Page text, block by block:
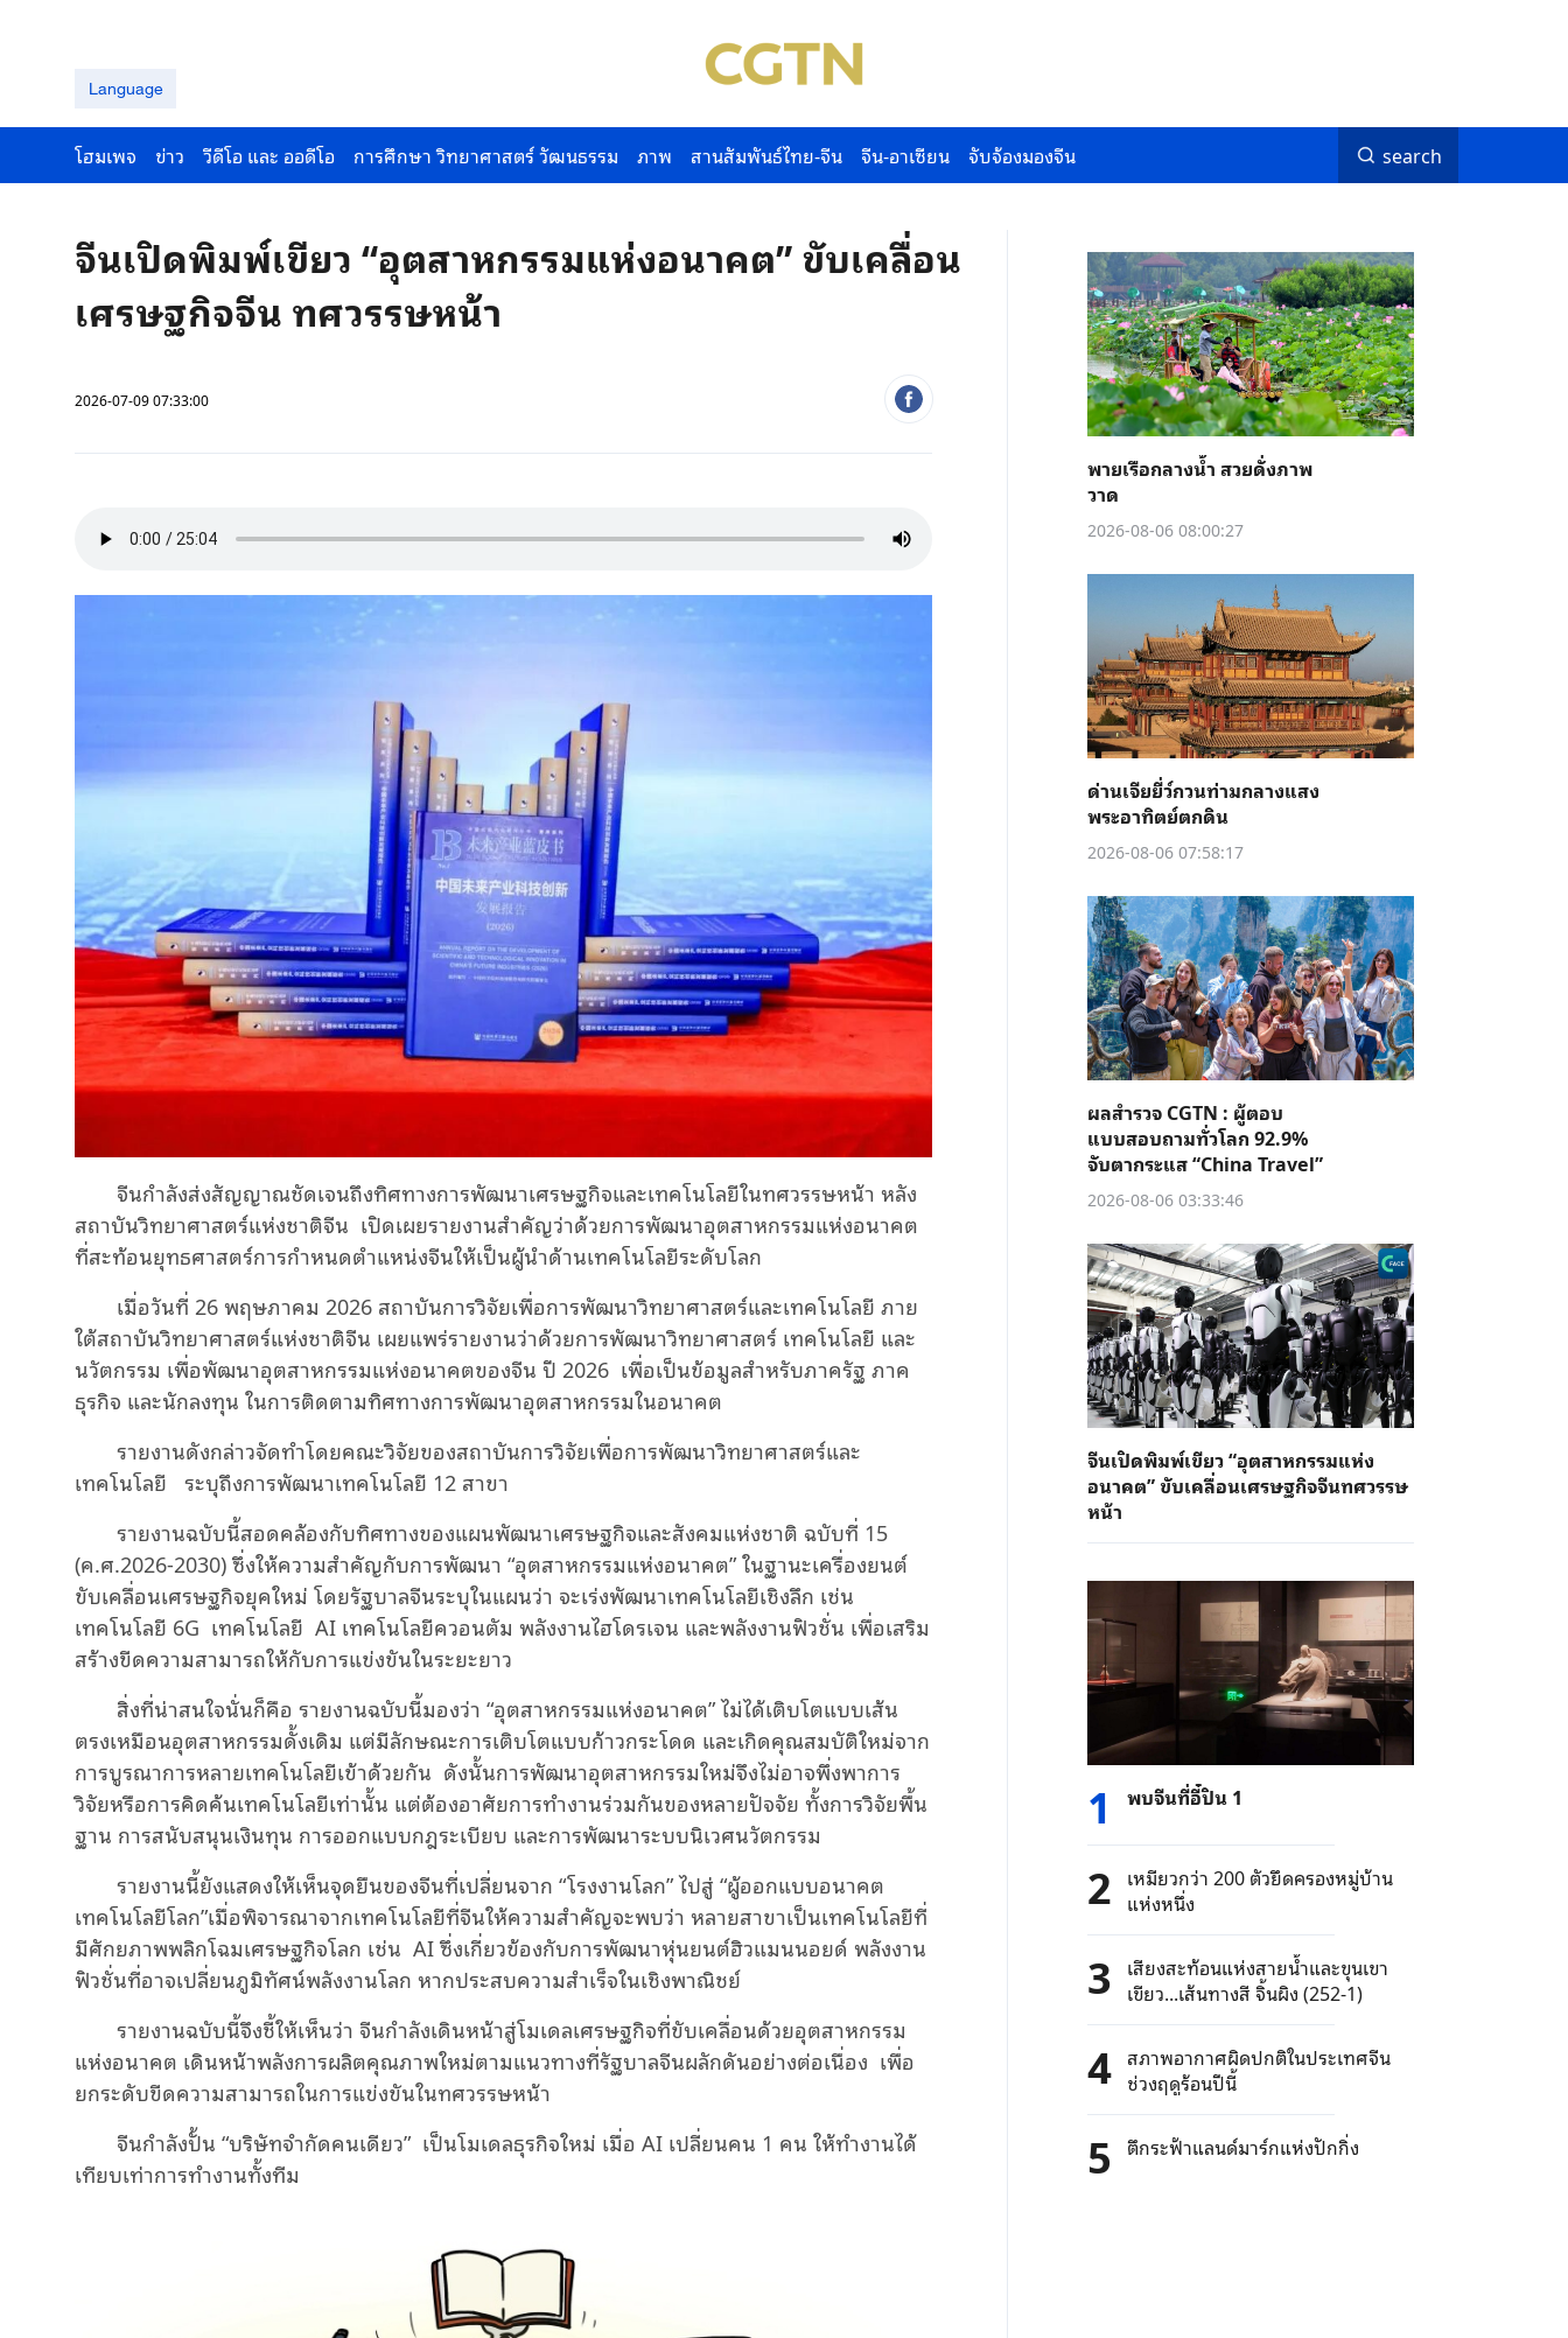
Language
โฮมเพจ ข่าว วีดีโอ และ ออดีโอ การศึกษา วิทยาศาสตร์ วัฒนธรรม ภาพ สานสัมพันธ์ไทย-จีน จีน-อาเซียน จับจ้องมองจีน search
จีนเปิดพิมพ์เขียว “อุตสาหกรรมแห่งอนาคต” ขับเคลื่อน
เศรษฐกิจจีน ทศวรรษหน้า
2026-07-09 07:33:00
จีนกำลังส่งสัญญาณชัดเจนถึงทิศทางการพัฒนาเศรษฐกิจและเทคโนโลยีในทศวรรษหน้า หลัง
สถาบันวิทยาศาสตร์แห่งชาติจีน เปิดเผยรายงานสำคัญว่าด้วยการพัฒนาอุตสาหกรรมแห่งอนาคต
ที่สะท้อนยุทธศาสตร์การกำหนดตำแหน่งจีนให้เป็นผู้นำด้านเทคโนโลยีระดับโลก
เมื่อวันที่ 26 พฤษภาคม 2026 สถาบันการวิจัยเพื่อการพัฒนาวิทยาศาสตร์และเทคโนโลยี ภาย
ใต้สถาบันวิทยาศาสตร์แห่งชาติจีน เผยแพร่รายงานว่าด้วยการพัฒนาวิทยาศาสตร์ เทคโนโลยี และ
นวัตกรรม เพื่อพัฒนาอุตสาหกรรมแห่งอนาคตของจีน ปี 2026 เพื่อเป็นข้อมูลสำหรับภาครัฐ ภาค
ธุรกิจ และนักลงทุน ในการติดตามทิศทางการพัฒนาอุตสาหกรรมในอนาคต
รายงานดังกล่าวจัดทำโดยคณะวิจัยของสถาบันการวิจัยเพื่อการพัฒนาวิทยาศาสตร์และ
เทคโนโลยี ระบุถึงการพัฒนาเทคโนโลยี 12 สาขา
รายงานฉบับนี้สอดคล้องกับทิศทางของแผนพัฒนาเศรษฐกิจและสังคมแห่งชาติ ฉบับที่ 15
(ค.ศ.2026-2030) ซึ่งให้ความสำคัญกับการพัฒนา “อุตสาหกรรมแห่งอนาคต” ในฐานะเครื่องยนต์
ขับเคลื่อนเศรษฐกิจยุคใหม่ โดยรัฐบาลจีนระบุในแผนว่า จะเร่งพัฒนาเทคโนโลยีเชิงลึก เช่น
เทคโนโลยี 6G เทคโนโลยี AI เทคโนโลยีควอนตัม พลังงานไฮโดรเจน และพลังงานฟิวชั่น เพื่อเสริม
สร้างขีดความสามารถให้กับการแข่งขันในระยะยาว
สิ่งที่น่าสนใจนั่นก็คือ รายงานฉบับนี้มองว่า “อุตสาหกรรมแห่งอนาคต” ไม่ได้เติบโตแบบเส้น
ตรงเหมือนอุตสาหกรรมดั้งเดิม แต่มีลักษณะการเติบโตแบบก้าวกระโดด และเกิดคุณสมบัติใหม่จาก
การบูรณาการหลายเทคโนโลยีเข้าด้วยกัน ดังนั้นการพัฒนาอุตสาหกรรมใหม่จึงไม่อาจพึ่งพาการ
วิจัยหรือการคิดค้นเทคโนโลยีเท่านั้น แต่ต้องอาศัยการทำงานร่วมกันของหลายปัจจัย ทั้งการวิจัยพื้น
ฐาน การสนับสนุนเงินทุน การออกแบบกฎระเบียบ และการพัฒนาระบบนิเวศนวัตกรรม
รายงานนี้ยังแสดงให้เห็นจุดยืนของจีนที่เปลี่ยนจาก “โรงงานโลก” ไปสู่ “ผู้ออกแบบอนาคต
เทคโนโลยีโลก”เมื่อพิจารณาจากเทคโนโลยีที่จีนให้ความสำคัญจะพบว่า หลายสาขาเป็นเทคโนโลยีที่
มีศักยภาพพลิกโฉมเศรษฐกิจโลก เช่น AI ซึ่งเกี่ยวข้องกับการพัฒนาหุ่นยนต์ฮิวแมนนอยด์ พลังงาน
ฟิวชั่นที่อาจเปลี่ยนภูมิทัศน์พลังงานโลก หากประสบความสำเร็จในเชิงพาณิชย์
รายงานฉบับนี้จึงชี้ให้เห็นว่า จีนกำลังเดินหน้าสู่โมเดลเศรษฐกิจที่ขับเคลื่อนด้วยอุตสาหกรรม
แห่งอนาคต เดินหน้าพลังการผลิตคุณภาพใหม่ตามแนวทางที่รัฐบาลจีนผลักดันอย่างต่อเนื่อง เพื่อ
ยกระดับขีดความสามารถในการแข่งขันในทศวรรษหน้า
จีนกำลังปั้น “บริษัทจำกัดคนเดียว” เป็นโมเดลธุรกิจใหม่ เมื่อ AI เปลี่ยนคน 1 คน ให้ทำงานได้
เทียบเท่าการทำงานทั้งทีม
พายเรือกลางน้ำ สวยดั่งภาพ
วาด
2026-08-06 08:00:27
ด่านเจียยี่ว์กวนท่ามกลางแสง
พระอาทิตย์ตกดิน
2026-08-06 07:58:17
ผลสำรวจ CGTN : ผู้ตอบ
แบบสอบถามทั่วโลก 92.9%
จับตากระแส “China Travel”
2026-08-06 03:33:46
จีนเปิดพิมพ์เขียว “อุตสาหกรรมแห่ง
อนาคต” ขับเคลื่อนเศรษฐกิจจีนทศวรรษ
หน้า
1 พบจีนที่อี๋ปิน 1
2 เหมียวกว่า 200 ตัวยึดครองหมู่บ้าน
แห่งหนึ่ง
3 เสียงสะท้อนแห่งสายน้ำและขุนเขา
เขียว...เส้นทางสี จิ้นผิง (252-1)
4 สภาพอากาศผิดปกติในประเทศจีน
ช่วงฤดูร้อนปีนี้
5 ตึกระฟ้าแลนด์มาร์กแห่งปักกิ่ง